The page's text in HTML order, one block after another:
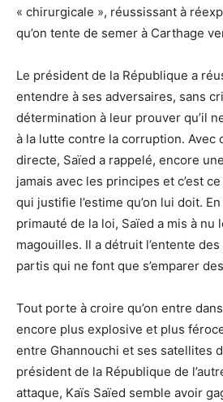
« chirurgicale », réussissant à
qu’on tente de semer à Carthage
Le président de la République a
entendre à ses adversaires, sans
détermination à leur prouver qu’il
à la lutte contre la corruption. Avec
directe, Saïed a rappelé, encore
jamais avec les principes et c’est
qui justifie l’estime qu’on lui doit.
primauté de la loi, Saïed a mis à nu
magouilles. Il a détruit l’entente
partis qui ne font que s’emparer
Tout porte à croire qu’on entre
encore plus explosive et plus
entre Ghannouchi et ses satellites
président de la République de
attaque, Kaïs Saïed semble avoir